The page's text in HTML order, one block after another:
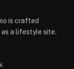
is crafted
a lifestyle site.